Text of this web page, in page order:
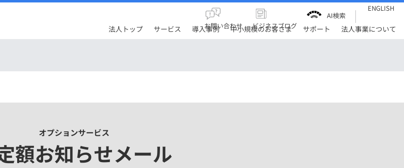
法人トップ サービス 導入事例 中小規模のお客さま サポート 法人事業について
お問い合わせ ビジネスブログ
AI検索
ENGLISH
オプションサービス
額お知らせメール